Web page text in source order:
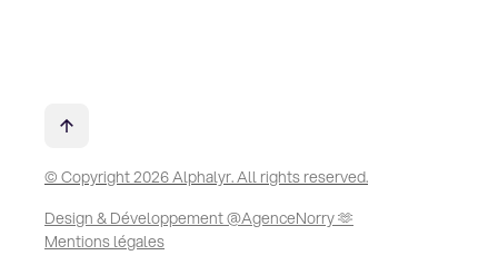
© Copyright 2026 Alphalyr. All rights reserved.
Design & Développement @AgenceNorry 🫶
Mentions légales